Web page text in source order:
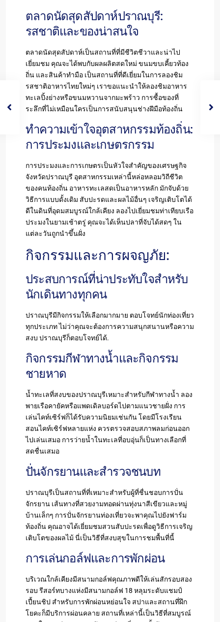
ตลาดนัดสุดสัปดาห์ปราณบุรี:
รสชาติและของน่าสนใจ
ตลาดนัดสุดสัปดาห์เป็นสถานที่ที่มีชีวิตชีวาและน่าไป
เยี่ยมชม คุณจะได้พบกับผลผลิตสดใหม่ ขนมขบเคี้ยวท้อง
ถิ่น และสินค้าทำมือ เป็นสถานที่ที่ดีเยี่ยมในการลองชิม
รสชาติอาหารไทยใหม่ๆ เราขอแนะนำให้ลองชิมอาหาร
ทะเลปิ้งย่างหรือขนมหวานจากมะพร้าว การซื้อของที่
ระลึกที่ไม่เหมือนใครเป็นการสนับสนุนช่างฝีมือท้องถิ่น
ทำความเข้าใจอุตสาหกรรมท้องถิ่น:
การประมงและเกษตรกรรม
การประมงและการเกษตรเป็นหัวใจสำคัญของเศรษฐกิจ
จังหวัดปราณบุรี อุตสาหกรรมเหล่านี้หล่อหลอมวิถีชีวิต
ของคนท้องถิ่น อาหารทะเลสดเป็นอาหารหลัก มักจับด้วย
วิธีการแบบดั้งเดิม สับปะรดและผลไม้อื่นๆ เจริญเติบโตได้
ดีในดินที่อุดมสมบูรณ์ใกล้เคียง ลองไปเยี่ยมชมท่าเทียบเรือ
ประมงในยามเช้าตรู่ คุณจะได้เห็นปลาที่จับได้สดๆ ใน
แต่ละวันถูกนำขึ้นฝั่ง
กิจกรรมและการผจญภัย:
ประสบการณ์ที่น่าประทับใจสำหรับ
นักเดินทางทุกคน
ปราณบุรีมีกิจกรรมให้เลือกมากมาย ตอบโจทย์นักท่องเที่ยว
ทุกประเภท ไม่ว่าคุณจะต้องการความสนุกสนานหรือความ
สงบ ปราณบุรีก็ตอบโจทย์ได้.
กิจกรรมกีฬาทางน้ำและกิจกรรม
ชายหาด
น้ำทะเลที่สงบของปราณบุรีเหมาะสำหรับกีฬาทางน้ำ ลอง
พายเรือคายัคหรือแพดเดิลบอร์ดไปตามแนวชายฝั่ง การ
เล่นไคท์เซิร์ฟก็ได้รับความนิยมเช่นกัน โดยมีโรงเรียน
สอนไคท์เซิร์ฟหลายแห่ง ควรตรวจสอบสภาพลมก่อนออก
ไปเล่นเสมอ การว่ายน้ำในทะเลที่อบอุ่นก็เป็นทางเลือกที่
สดชื่นเสมอ
ปั่นจักรยานและสำรวจชนบท
ปราณบุรีเป็นสถานที่ที่เหมาะสำหรับผู้ที่ชื่นชอบการปั่น
จักรยาน เส้นทางที่สวยงามทอดผ่านทุ่งนาสีเขียวและหมู่
บ้านเล็กๆ การปั่นจักรยานท่องเที่ยวจะพาคุณไปยังฟาร์ม
ท้องถิ่น คุณอาจได้เยี่ยมชมสวนสับปะรดเพื่อดูวิธีการเจริญ
เติบโตของผลไม้ นี่เป็นวิธีที่สงบสุขในการชมพื้นที่นี้
การเล่นกอล์ฟและการพักผ่อน
บริเวณใกล้เคียงมีสนามกอล์ฟคุณภาพดีให้เล่นสักรอบสอง
รอบ รีสอร์ทบางแห่งมีสนามกอล์ฟ 18 หลุมระดับแชมป์
เปี้ยนชิป สำหรับการพักผ่อนหย่อนใจ สปาและสถานที่ฝึก
โยคะก็มีบริการผ่อนคลาย สถานที่เหล่านี้เป็นวิธีที่สมบูรณ์